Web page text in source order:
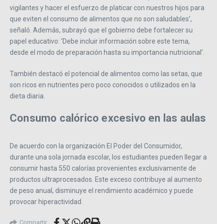
vigilantes y hacer el esfuerzo de platicar con nuestros hijos para
que eviten el consumo de alimentos que no son saludables’,
señaló. Además, subrayó que el gobierno debe fortalecer su
papel educativo: ‘Debe incluir información sobre este tema,
desde el modo de preparación hasta su importancia nutricional’.
También destacó el potencial de alimentos como las setas, que
son ricos en nutrientes pero poco conocidos o utilizados en la
dieta diaria.
Consumo calórico excesivo en las aulas
De acuerdo con la organización El Poder del Consumidor,
durante una sola jornada escolar, los estudiantes pueden llegar a
consumir hasta 550 calorías provenientes exclusivamente de
productos ultraprocesados. Este exceso contribuye al aumento
de peso anual, disminuye el rendimiento académico y puede
provocar hiperactividad.
Compartir